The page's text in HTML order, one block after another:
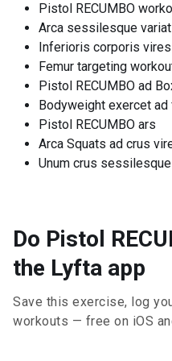
Pistol RECUMBO
Arca sessilesque
Inferioris corporis
Femur targeting
Pistol RECUMBO ad
Bodyweight exercet ad
Pistol RECUMBO ars
Arca Squats ad crus
Unum crus
Do Pistol
the Lyfta app
Save this exercise, log
workouts — free on iOS